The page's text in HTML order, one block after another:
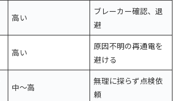
高い
ブレーカー確認、退
避
高い
原因不明の再通電を
避ける
中〜高
無理に探らず点検依
頼